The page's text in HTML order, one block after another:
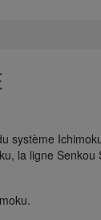
système
la ligne